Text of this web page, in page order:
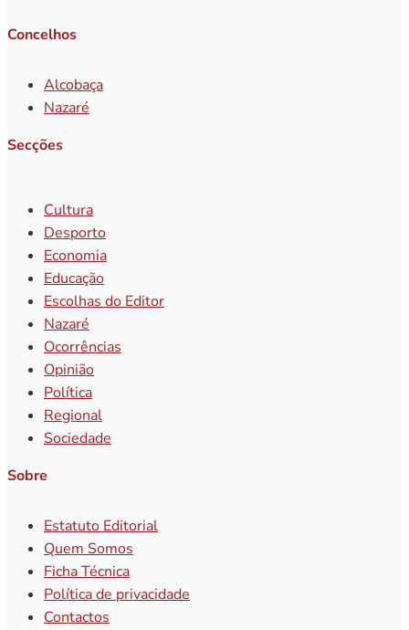
Concelhos
Alcobaça
Nazaré
Secções
Cultura
Desporto
Economia
Educação
Escolhas do Editor
Nazaré
Ocorrências
Opinião
Política
Regional
Sociedade
Sobre
Estatuto Editorial
Quem Somos
Ficha Técnica
Política de privacidade
Contactos